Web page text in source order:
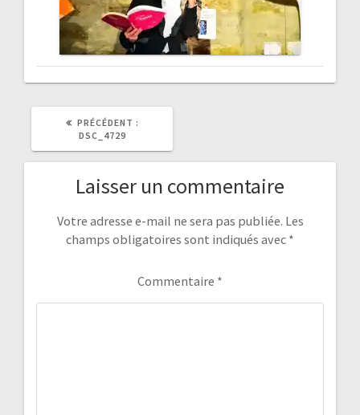
PRÉCÉDENT :
DSC_4729
Laisser un commentaire
Votre adresse e-mail ne sera pas publiée. Les
champs obligatoires sont indiqués avec *
Commentaire *